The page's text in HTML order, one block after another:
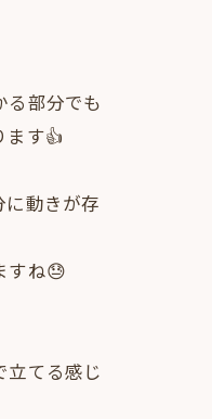
る部分でも
ます👍
動きが存
すね😓
立てる感じ